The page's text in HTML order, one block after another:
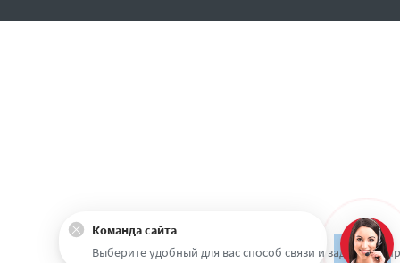
Наверх
Команда сайта
Выберите удобный для вас способ связи и задайте